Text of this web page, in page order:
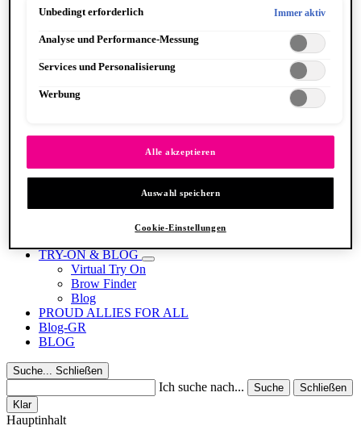
Body Oils
Fragrance
Body Butter + Lotion
Suga Baddie
PINSEL & TOOLS
Alle anzeigen PINSEL & TOOLS
Foundation Pinsel
Lidschatten Pinsel
Glitzer
Makeup Schwämme
TRY-ON & BLOG
Virtual Try On
Brow Finder
Blog
PROUD ALLIES FOR ALL
Blog-GR
BLOG
Suche... Schließen
Ich suche nach... Suche
Schließen
Klar
Hauptinhalt
speichern"). Die Auswahl kann jederzeit unter dem Link "Cookie-
Datenschutzinformationen.
Unbedingt erforderlich Immer aktiv
Analyse und Performance-Messung
Services und Personalisierung
Werbung
Alle akzeptieren
Auswahl speichern
Cookie-Einstellungen